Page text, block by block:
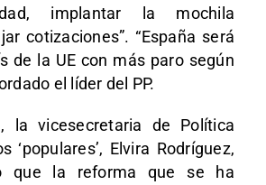
implantar la mochila
cotizaciones”. “España será
de la UE con más paro según
el líder del PP.
la vicesecretaria de Política
‘populares’, Elvira Rodríguez,
que la reforma que se ha